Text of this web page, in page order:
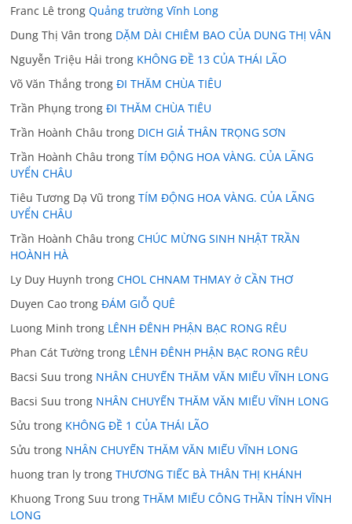
Franc Lê trongQuảng trường Vĩnh Long
Dung Thị Vân trong DẶM DÀI CHIÊM BAO CỦA DUNG THỊ VÂN
Nguyễn Triệu Hải trong KHÔNG ĐỀ 13 CỦA THÁI LÃO
Võ Văn Thắng trongĐI THĂM CHÙA TIÊU
Trần Phụng trongĐI THĂM CHÙA TIÊU
Trần Hoành Châu trong DICH GIẢ THÂN TRỌNG SƠN
Trần Hoành Châu trongTÍM ĐỘNG HOA VÀNG. CỦA LÃNG
UYỂN CHÂU
Tiêu Tương Dạ Vũ trongTÍM ĐỘNG HOA VÀNG. CỦA LÃNG
UYỂN CHÂU
Trần Hoành Châu trongCHÚC MỪNG SINH NHẬT TRẦN
HOÀNH HÀ
Ly Duy Huynh trongCHOL CHNAM THMAY ở CẦN THƠ
Duyen Cao trongĐÁM GIỖ QUÊ
Luong Minh trong LÊNH ĐÊNH PHẬN BẠC RONG RÊU
Phan Cát Tường trong LÊNH ĐÊNH PHẬN BẠC RONG RÊU
Bacsi Suu trong NHÂN CHUYẾN THĂM VĂN MIẾU VĨNH LONG
Bacsi Suu trong NHÂN CHUYẾN THĂM VĂN MIẾU VĨNH LONG
Sửu trong KHÔNG ĐỀ 1 CỦA THÁI LÃO
Sửu trong NHÂN CHUYẾN THĂM VĂN MIẾU VĨNH LONG
huong tran ly trongTHƯƠNG TIẾC BÀ THÂN THỊ KHÁNH
Khuong Trong Suu trongTHĂM MIẾU CÔNG THẦN TỈNH VĨNH
LONG